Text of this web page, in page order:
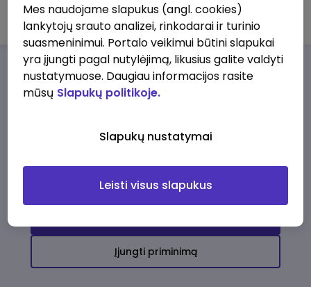
UAB "SIKC"
Darbo pasiūlymaiApie musPrivalumai
darbo pasiūlymų
Įjungti priminimą
Mes naudojame slapukus (angl. cookies)
lankytojų srauto analizei, rinkodarai ir turinio
suasmeninimui. Portalo veikimui būtini slapukai
yra įjungti pagal nutylėjimą, likusius galite valdyti
nustatymuose. Daugiau informacijos rasite
mūsų Slapukų politikoje.
Slapukų nustatymai
Leisti visus slapukus